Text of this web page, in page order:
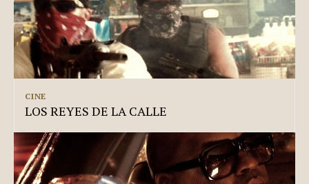
CINE
LOS REYES DE LA CALLE